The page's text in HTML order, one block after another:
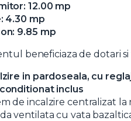
12.00 mp
4.30 mp
9.85 mp
beneficiaza de dotari
in pardoseala, cu
inclus
de incalzire centralizat
ventilata cu vata